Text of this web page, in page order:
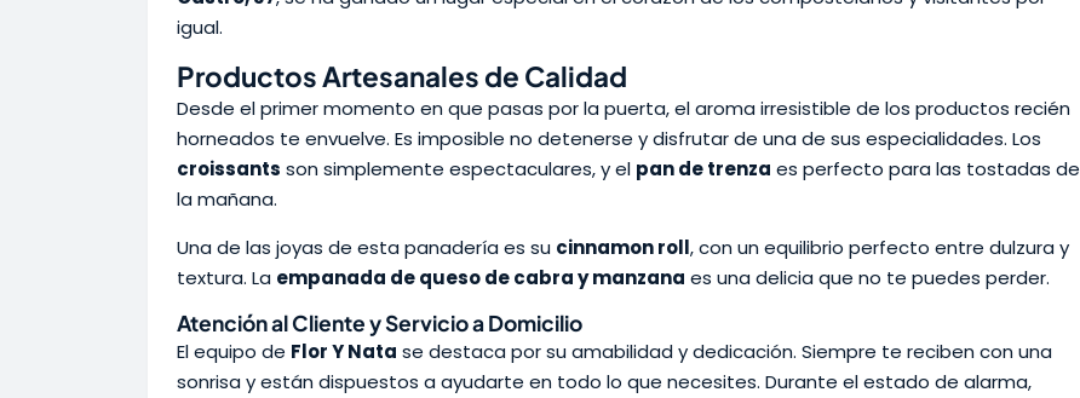
igual.
Productos Artesanales de Calidad
Desde el primer momento en que pasas por la puerta, el aroma irresistible de los productos recién
horneados te envuelve. Es imposible no detenerse y disfrutar de una de sus especialidades. Los
croissants son simplemente espectaculares, y el pan de trenza es perfecto para las tostadas de
la mañana.
Una de las joyas de esta panadería es su cinnamon roll, con un equilibrio perfecto entre dulzura y
textura. La empanada de queso de cabra y manzana es una delicia que no te puedes perder.
Atención al Cliente y Servicio a Domicilio
El equipo de Flor Y Nata se destaca por su amabilidad y dedicación. Siempre te reciben con una
sonrisa y están dispuestos a ayudarte en todo lo que necesites. Durante el estado de alarma,